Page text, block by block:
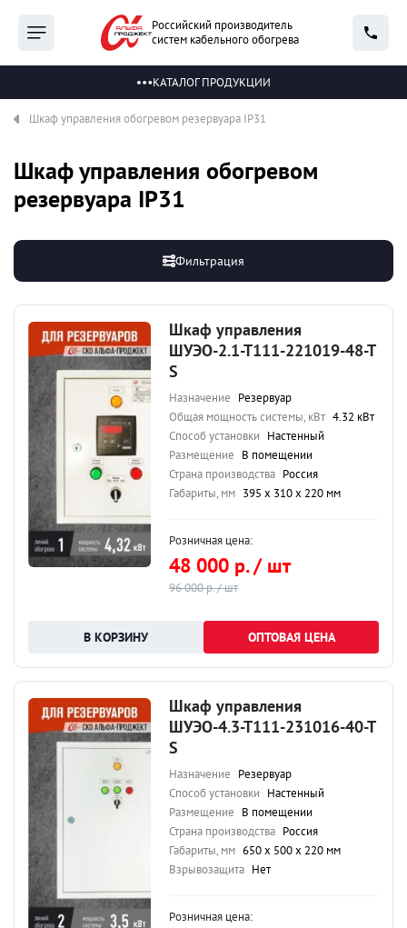
Российский производитель
систем кабельного обогрева
КАТАЛОГ ПРОДУКЦИИ
Шкаф управления обогревом резервуара IP31
Шкаф управления обогревом
резервуара IP31
Фильтрация
Шкаф управления
ШУЭО-2.1-Т111-221019-48-Т
S
Назначение Резервуар
Общая мощность системы, кВт 4.32 кВт
Способ установки Настенный
Размещение В помещении
Страна производства Россия
Габариты, мм 395 х 310 х 220 мм
Розничная цена:
48 000 р. / шт
96 000 р. / шт
ОПТОВАЯ ЦЕНА
Шкаф управления
ШУЭО-4.3-Т111-231016-40-Т
S
Назначение Резервуар
Способ установки Настенный
Размещение В помещении
Страна производства Россия
Габариты, мм 650 х 500 х 220 мм
Взрывозащита Нет
Розничная цена: